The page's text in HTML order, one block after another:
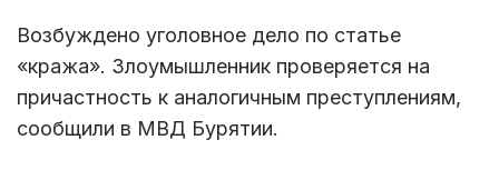
Возбуждено уголовное дело по статье
«кража». Злоумышленник проверяется на
причастность к аналогичным преступлениям,
сообщили в МВД Бурятии.